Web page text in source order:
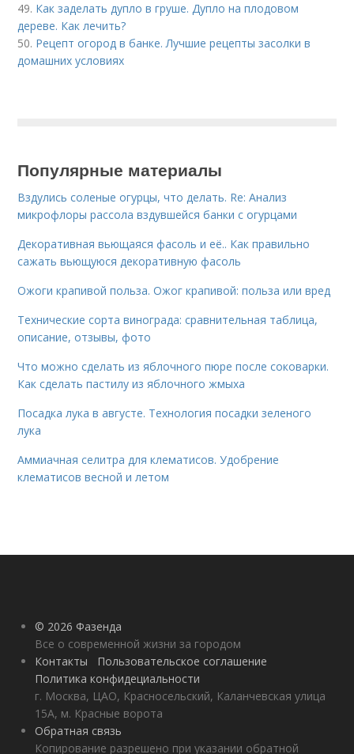
49. Как заделать дупло в груше. Дупло на плодовом
дереве. Как лечить?
50. Рецепт огород в банке. Лучшие рецепты засолки в
домашних условиях
Популярные материалы
Вздулись соленые огурцы, что делать. Re: Анализ
микрофлоры рассола вздувшейся банки с огурцами
Декоративная вьющаяся фасоль и её.. Как правильно
сажать вьющуюся декоративную фасоль
Ожоги крапивой польза. Ожог крапивой: польза или вред
Технические сорта винограда: сравнительная таблица,
описание, отзывы, фото
Что можно сделать из яблочного пюре после соковарки.
Как сделать пастилу из яблочного жмыха
Посадка лука в августе. Технология посадки зеленого
лука
Аммиачная селитра для клематисов. Удобрение
клематисов весной и летом
© 2026 Фазенда
Все о современной жизни за городом
Контакты
Пользовательское соглашение
Политика конфидециальности
г. Москва, ЦАО, Красносельский, Каланчевская улица
15А, м. Красные ворота
Обратная связь
Копирование разрешено при указании обратной